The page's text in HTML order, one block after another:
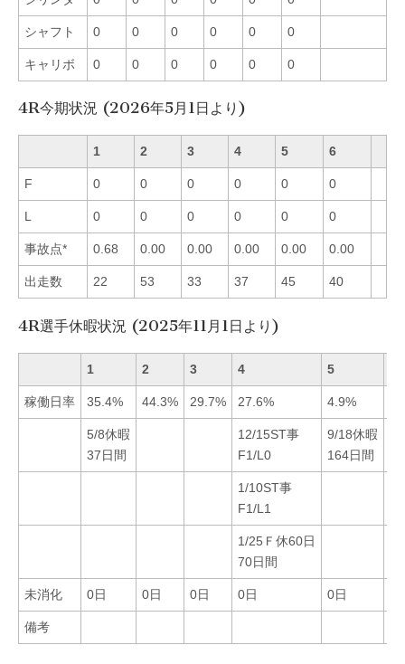
シャフト 0 0 0 0 0 0
キャリボ 0 0 0 0 0 0
4R今期状況 (2026年5月1日より)
1 2 3 4 5 6
F 0 0 0 0 0 0
L 0 0 0 0 0 0
事故点* 0.68 0.00 0.00 0.00 0.00 0.00
出走数 22 53 33 37 45 40
4R選手休暇状況 (2025年11月1日より)
1 2 3 4 5
稼働日率 35.4% 44.3% 29.7% 27.6% 4.9%
5/8休暇
37日間
12/15ST事
F1/L0
9/18休暇
164日間
1/10ST事
F1/L1
1/25Ｆ休60日
70日間
未消化 0日 0日 0日 0日 0日
備考